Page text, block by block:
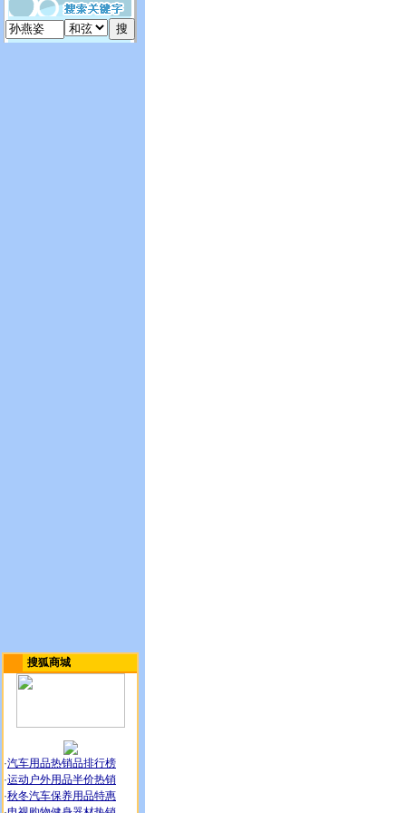
搜狐商城
·汽车用品热销品排行榜
·运动户外用品半价热销
·秋冬汽车保养用品特惠